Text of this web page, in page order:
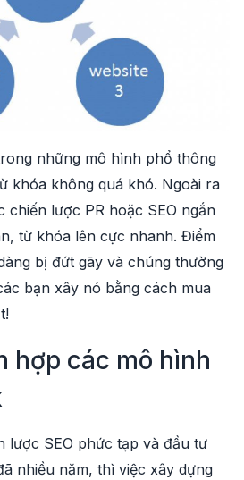
những mô hình phổ thông
khóa không quá khó. Ngoài ra
lược PR hoặc SEO ngắn
từ khóa lên cực nhanh. Điểm
bị đứt gãy và chúng thường
bạn xây nó bằng cách mua
hợp các mô hình
lược SEO phức tạp và đầu tư
nhiều năm, thì việc xây dựng